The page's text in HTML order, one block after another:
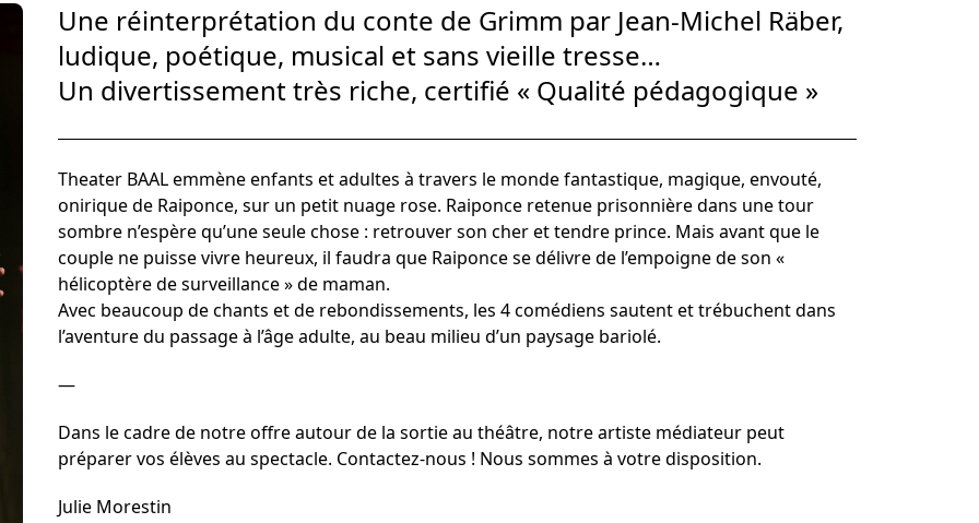
Geschichte
Ensemble
Theater BAden ALsace Spielstätte im Europäischen Forum am Rhein
Services
Une réinterprétation du conte de Grimm par Jean-Michel Räber,
ludique, poétique, musical et sans vieille tresse…
Un divertissement très riche, certifié « Qualité pédagogique »
Theater BAAL emmène enfants et adultes à travers le monde fantastique, magique, envouté,
onirique de Raiponce, sur un petit nuage rose. Raiponce retenue prisonnière dans une tour
sombre n’espère qu’une seule chose : retrouver son cher et tendre prince. Mais avant que le
couple ne puisse vivre heureux, il faudra que Raiponce se délivre de l’empoigne de son «
hélicoptère de surveillance » de maman.
Avec beaucoup de chants et de rebondissements, les 4 comédiens sautent et trébuchent dans
l’aventure du passage à l’âge adulte, au beau milieu d’un paysage bariolé.
—
Dans le cadre de notre offre autour de la sortie au théâtre, notre artiste médiateur peut
préparer vos élèves au spectacle. Contactez-nous ! Nous sommes à votre disposition.
Julie Morestin